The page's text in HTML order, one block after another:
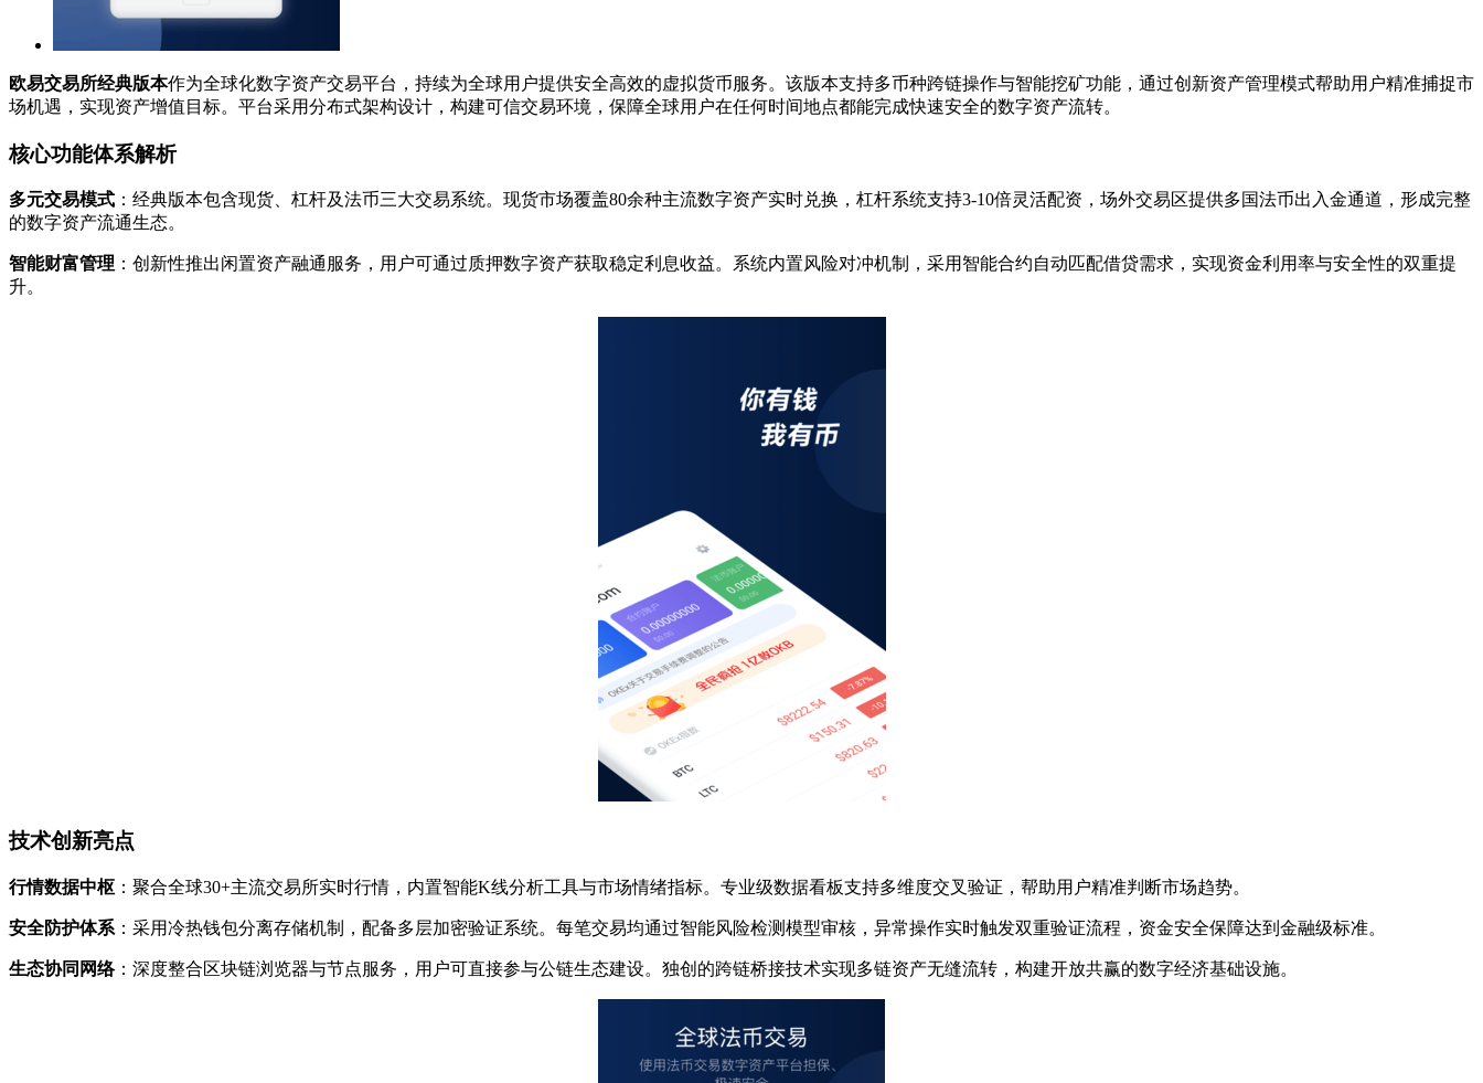
欧易交易所经典版本作为全球化数字资产交易平台，持续为全球用户提供安全高效的虚拟货币服务。该版本支持多币种跨链操作与智能挖矿功能，通过创新资产管理模式帮助用户精准捕捉市
场机遇，实现资产增值目标。平台采用分布式架构设计，构建可信交易环境，保障全球用户在任何时间地点都能完成快速安全的数字资产流转。
核心功能体系解析
多元交易模式 ：经典版本包含现货、杠杆及法币三大交易系统。现货市场覆盖80余种主流数字资产实时兑换，杠杆系统支持3-10倍灵活配资，场外交易区提供多国法币出入金通道，形成完整
的数字资产流通生态。
智能财富管理 ：创新性推出闲置资产融通服务，用户可通过质押数字资产获取稳定利息收益。系统内置风险对冲机制，采用智能合约自动匹配借贷需求，实现资金利用率与安全性的双重提
升。
技术创新亮点
行情数据中枢 ：聚合全球30+主流交易所实时行情，内置智能K线分析工具与市场情绪指标。专业级数据看板支持多维度交叉验证，帮助用户精准判断市场趋势。
安全防护体系 ：采用冷热钱包分离存储机制，配备多层加密验证系统。每笔交易均通过智能风险检测模型审核，异常操作实时触发双重验证流程，资金安全保障达到金融级标准。
生态协同网络：深度整合区块链浏览器与节点服务，用户可直接参与公链生态建设。独创的跨链桥接技术实现多链资产无缝流转，构建开放共赢的数字经济基础设施。